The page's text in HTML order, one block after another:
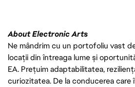
About Electronic Arts
Ne mândrim cu un portofoliu vast
locații din întreaga lume și
EA. Prețuim adaptabilitatea,
curiozitatea. De la conducerea care